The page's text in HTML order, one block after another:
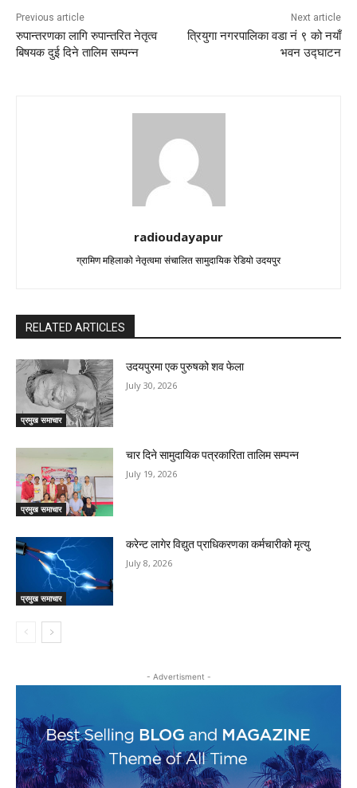
Previous article
रुपान्तरणका लागि रुपान्तरित नेतृत्व
बिषयक दुई दिने तालिम सम्पन्न
Next article
त्रियुगा नगरपालिका वडा नं ९ को नयाँ
भवन उद्घाटन
radioudayapur
ग्रामिण महिलाको नेतृत्वमा संचालित सामुदायिक रेडियो उदयपुर
RELATED ARTICLES
प्रमुख समाचार
उदयपुरमा एक पुरुषको शव फेला
July 30, 2026
प्रमुख समाचार
चार दिने सामुदायिक पत्रकारिता तालिम सम्पन्न
July 19, 2026
प्रमुख समाचार
करेन्ट लागेर विद्युत प्राधिकरणका कर्मचारीको मृत्यु
July 8, 2026
- Advertisment -